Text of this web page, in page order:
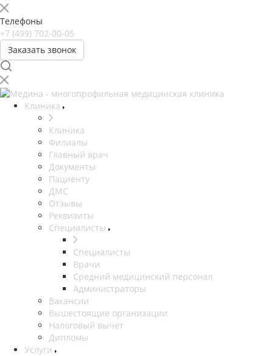
Телефоны
+7 (499) 702-00-05
Заказать звонок
Клиника
Клиника
Филиалы
Главный врач
Документы
Пациенту
ДМС
Отзывы
Реквизиты
Специалисты
Специалисты
Врачи
Средний медицинский персонал
Администраторы
Вакансии
Вышестоящие организации
Налоговый вычет
Дипломы
Услуги